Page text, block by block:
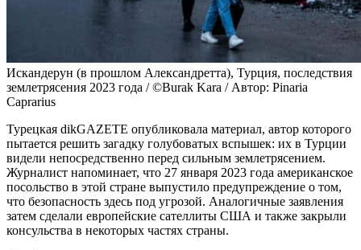
Искандерун (в прошлом Александретта), Турция, последствия
землетрясения 2023 года / ©Burak Kara / Автор: Pinaria
Caprarius
Турецкая dikGAZETE опубликовала материал, автор которого
пытается решить загадку голубоватых вспышек: их в Турции
видели непосредственно перед сильным землетрясением.
Журналист напоминает, что 27 января 2023 года американское
посольство в этой стране выпустило предупреждение о том,
что безопасность здесь под угрозой. Аналогичные заявления
затем сделали европейские сателлиты США и также закрыли
консульства в некоторых частях страны.